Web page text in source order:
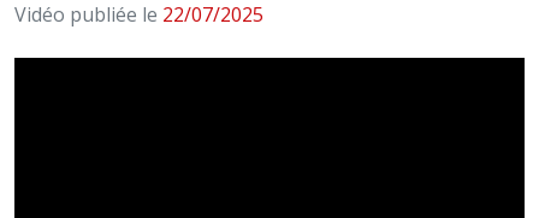
Vidéo publiée le 22/07/2025